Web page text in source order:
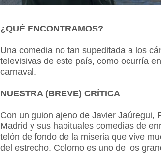
¿QUÉ ENCONTRAMOS?
Una comedia no tan supeditada a los
televisivas de este país, como ocurría
carnaval.
NUESTRA (BREVE) CRÍTICA
Con un guion ajeno de Javier Jaúregui,
Madrid y sus habituales comedias de
telón de fondo de la miseria que vive
del estrecho. Colomo es uno de los